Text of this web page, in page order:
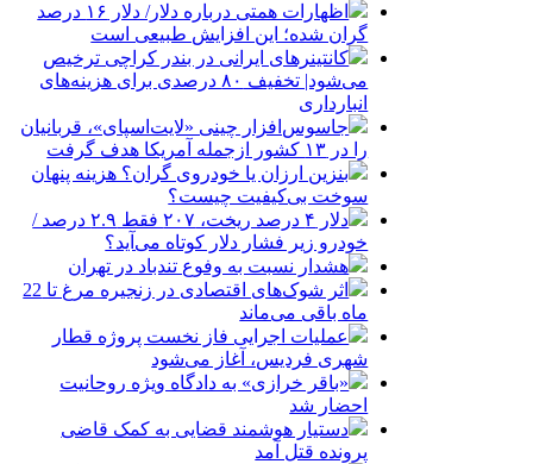
اظهارات همتی درباره دلار/ دلار ۱۶ درصد
گران شده؛ این افزایش طبیعی است
کانتینرهای ایرانی در بندر کراچی ترخیص
می‌شود| تخفیف ۸۰ درصدی برای هزینه‌های
انبارداری
جاسوس‌افزار چینی «لایت‌اسپای»، قربانیان
را در ۱۳ کشور ازجمله آمریکا هدف گرفت
بنزین ارزان یا خودروی گران؟ هزینه پنهان
سوخت بی‌کیفیت چیست؟
دلار ۴ درصد ریخت، ۲۰۷ فقط ۲.۹ درصد /
خودرو زیر فشار دلار کوتاه می‌آید؟
هشدار نسبت به وفوع تندباد در تهران
اثر شوک‌های اقتصادی در زنجیره مرغ تا 22
ماه باقی می‌ماند
عملیات اجرایی فاز نخست پروژه قطار
شهری فردیس، آغاز می‌شود
«باقر خرازی» به دادگاه ویژه روحانیت
احضار شد
دستیار هوشمند قضایی به کمک قاضی
پرونده قتل آمد